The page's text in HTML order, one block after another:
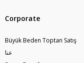
Corporate
Büyük Beden Toptan Satış
عنا